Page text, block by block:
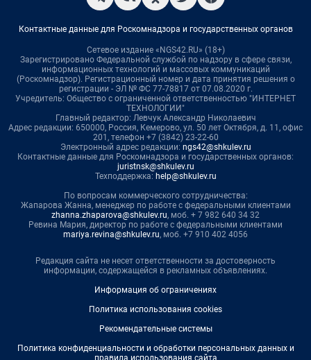
Контактные данные для Роскомнадзора и государственных органов
Сетевое издание «NGS42.RU» (18+)
Зарегистрировано Федеральной службой по надзору в сфере связи,
информационных технологий и массовых коммуникаций
(Роскомнадзор). Регистрационный номер и дата принятия решения о
регистрации - ЭЛ № ФС 77-78817 от 07.08.2020 г.
Учредитель: Общество с ограниченной ответственностью "ИНТЕРНЕТ
ТЕХНОЛОГИИ"
Главный редактор: Левчук Александр Николаевич
Адрес редакции: 650000, Россия, Кемерово, ул. 50 лет Октября, д. 11, офис
201, телефон +7 (3842) 23-22-60
Электронный адрес редакции: ngs42@shkulev.ru
Контактные данные для Роскомнадзора и государственных органов:
juristnsk@shkulev.ru
Техподдержка: help@shkulev.ru
По вопросам коммерческого сотрудничества:
Жапарова Жанна, менеджер по работе с федеральными клиентами
zhanna.zhaparova@shkulev.ru, моб. + 7 982 640 34 32
Ревина Мария, директор по работе с федеральными клиентами
mariya.revina@shkulev.ru, моб. +7 910 402 4056
Редакция сайта не несет ответственности за достоверность
информации, содержащейся в рекламных объявлениях.
Информация об ограничениях
Политика использования cookies
Рекомендательные системы
Политика конфиденциальности и обработки персональных данных и
правила использования сайта